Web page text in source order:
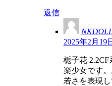
返信
2025年2月19
栀子花 2.2CF
楽少女です
若さを表現